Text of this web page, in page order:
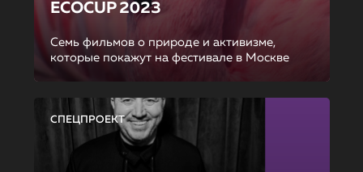
ECOCUP 2023
Семь фильмов о природе и активизме,
которые покажут на фестивале в Москве
СПЕЦПРОЕКТ